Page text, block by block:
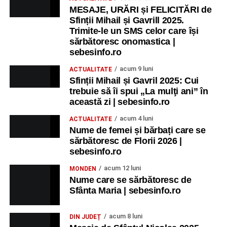
MESAJE, URĂRI și FELICITĂRI de
Sfinții Mihail și Gavrill 2025.
Trimite-le un SMS celor care își
sărbătoresc onomastica |
sebesinfo.ro
ACTUALITATE acum 9 luni
Sfinții Mihail și Gavril 2025: Cui
trebuie să îi spui „La mulţi ani” în
această zi | sebesinfo.ro
ACTUALITATE acum 4 luni
Nume de femei și bărbați care se
sărbătoresc de Florii 2026 |
sebesinfo.ro
MONDEN acum 12 luni
Nume care se sărbătoresc de
Sfânta Maria | sebesinfo.ro
DIN JUDEȚ acum 8 luni